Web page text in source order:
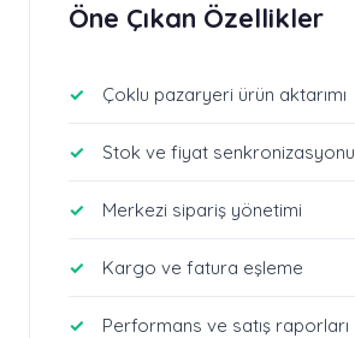
Öne Çıkan Özellikler
Çoklu pazaryeri ürün aktarımı
Stok ve fiyat senkronizasyonu
Merkezi sipariş yönetimi
Kargo ve fatura eşleme
Performans ve satış raporları